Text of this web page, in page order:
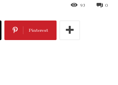
0
93
Pinterest